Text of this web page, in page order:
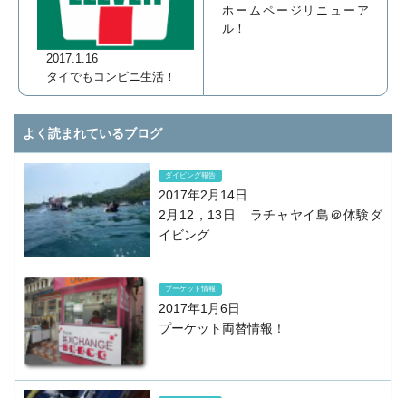
2017.1.16
タイでもコンビニ生活！
ホームページリニューア
ル！
よく読まれているブログ
ダイビング報告
2017年2月14日
2月12，13日 ラチャヤイ島＠体験ダ
イビング
プーケット情報
2017年1月6日
プーケット両替情報！